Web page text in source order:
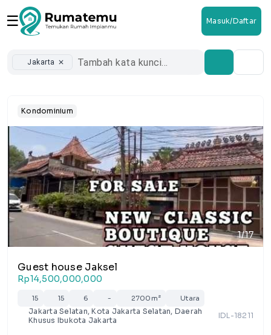
☰ Masuk/Daftar
Jakarta close
Kondominium
1/17
Guest house Jaksel
Rp14,500,000,000
15 15 6 - 2700m² Utara
Jakarta Selatan, Kota Jakarta Selatan, Daerah
Khusus Ibukota Jakarta
IDL-18211